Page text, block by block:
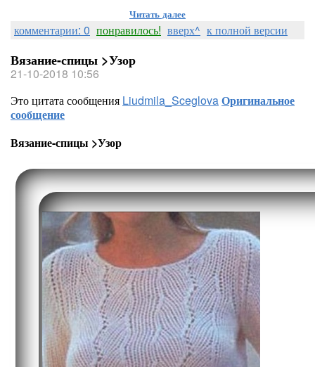
Читать далее
комментарии: 0 понравилось! вверх^ к полной версии
Вязание-спицы >Узор
21-10-2018 10:56
Это цитата сообщения Liudmila_SceglovaОригинальное
сообщение
Вязание-спицы >Узор